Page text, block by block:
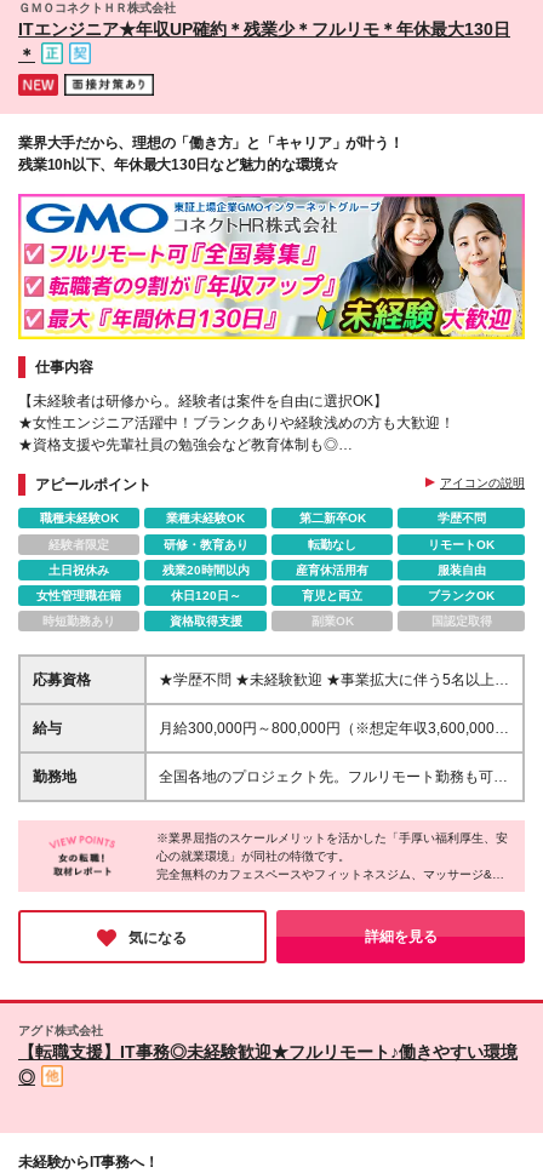
給229,000円、固定残業代27,000円/月15ｈ含む) ※超
過分別途支給 ※雇用形態・待遇・福利厚生については
(変更の範囲)上記を除く当社関連勤務地
ＧＭＯコネクトＨＲ株式会社
ITエンジニア★年収UP確約＊残業少＊フルリモ＊年休最大130日
＊
業界大手だから、理想の「働き方」と「キャリア」が叶う！
残業10h以下、年休最大130日など魅力的な環境☆
仕事内容
【未経験者は研修から。経験者は案件を自由に選択OK】
★女性エンジニア活躍中！ブランクありや経験浅めの方も大歓迎！
★資格支援や先輩社員の勉強会など教育体制も◎
アピールポイント
アイコンの説明
職種未経験OK 業種未経験OK 第二新卒OK
学歴不問
経験者限定
研修・教育あり 転勤なし
リモートOK
土日祝休み
残業20時間以内 産育休活用有
服装自由
女性管理職在籍
休日120日～ 育児と両立
ブランクOK
時短勤務あり
資格取得支援 副業OK 国認定取得
応募資格
★学歴不問 ★未経験歓迎 ★事業拡大に伴う5名以上の
積極採用！ ◎充実した教育体制が整っているため、
未経験者の方も安心して入社してください！ 【応募
技術を習得しながら成長したい方 ◇業界トップクラ
スの企業で安定して働きたい方
給与
月給300,000円～800,000円（※想定年収3,600,000
円〜9,600,000円） ◆基本給 月給30万円～＋決算賞
与＋勤続インセンティブ ※月給には月30時間分(4万
（その間給与・待遇に差異はありません） ※契約社員
での雇用も可能です。 (契約社員での雇用でも給
与・待遇に差異はありません) ＜年収アップ例＞ 580
目（27歳） 470万円／4年目（32歳） 360万円／1年
目（23歳）
勤務地
全国各地のプロジェクト先。フルリモート勤務も可能
（スキル審査あり）。 ◎フルリモート勤務も可能で
す！ ◎転勤はありません。 【本社】 東京都渋谷区桜
丘町26-1セルリアンタワー7F 【大阪ブランチ】 大阪
府大阪市北区大深町3-1 グランフロント大阪タワー
B23階 【福岡ブランチ】 福岡県福岡市中央区天神2丁
目7番21号 天神プライム 日本全国47都道府県で勤務
可能
※業界屈指のスケールメリットを活かした「手厚い福利厚生、安
心の就業環境」が同社の特徴です。
完全無料のカフェスペースやフィットネスジム、マッサージ&お
ひるねスペースなどがあり、パパさん・ママさんが利用できる託
児所も用意されています。
お休みに関しては年間休日は最大130日で、5日以上の連続休暇も
取得OK。
「安心して働きながら、スキルもキャリアも高めたい」という方
気になる 詳細を見る
アグド株式会社
【転職支援】IT事務◎未経験歓迎★フルリモート♪働きやすい環境
◎
未経験からIT事務へ！